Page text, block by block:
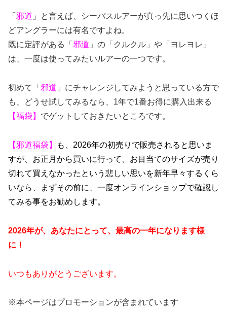
「 邪道 」と言えば、シーバスルアーが真っ先に思いつくほ
どアングラーには有名ですよね。
既に定評がある「 邪道 」の「クルクル」や「ヨレヨレ」
は、一度は使ってみたいルアーの一つです。
初めて「 邪道 」にチャレンジしてみようと思っている方で
も、どうせ試してみるなら、1年で1番お得に購入出来る
【福袋】 でゲットしておきたいところです。
【邪道福袋】
も、2026年の初売りで販売されると思いま
すが、お正月から買いに行って、お目当てのサイズが売り
切れて買えなかったという悲しい思いを新年早々するくら
いなら、まずその前に、一度オンラインショップで確認し
てみる事をお勧めします。
2026年が、あなたにとって、最高の一年になります様
に！
いつもありがとうございます。
※本ページはプロモーションが含まれています